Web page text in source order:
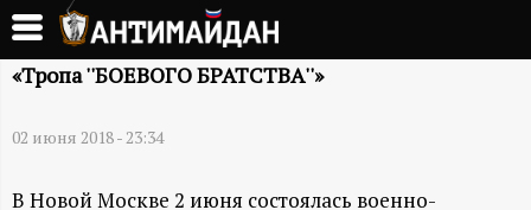
Перейти
основному
А
Н
Т
«Тропа ''БОЕВОГО БРАТСТВА''»
02 июня 2018 - 23:34
В Новой Москве 2 июня состоялась военно-